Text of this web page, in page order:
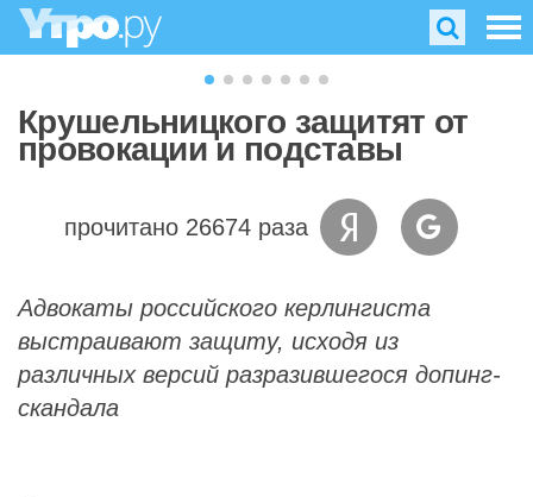
Крушельницкого защитят от
провокации и подставы
прочитано 26674 раза
Адвокаты российского керлингиста
выстраивают защиту, исходя из
различных версий разразившегося допинг-
скандала